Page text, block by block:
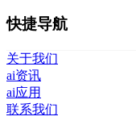
快捷导航
关于我们
ai资讯
ai应用
联系我们